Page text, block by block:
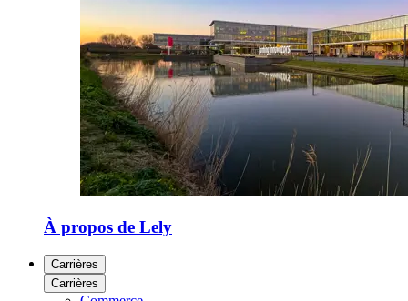
À propos de Lely
Carrières
Carrières